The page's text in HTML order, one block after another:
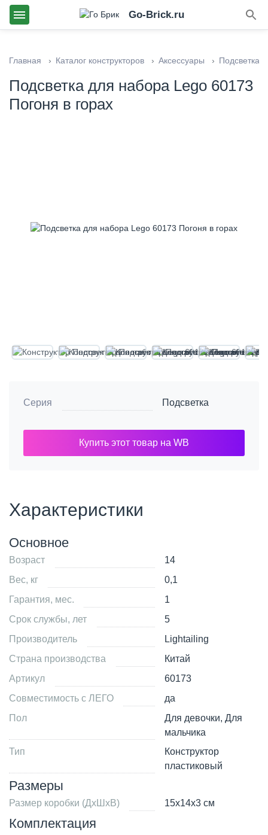
Go-Brick.ru
Главная Каталог конструкторов Аксессуары Подсветка
Подсветка для набора Lego 60173
Погоня в горах
Серия Подсветка
Купить этот товар на WB
Характеристики
Основное
Возраст
14
Вес, кг
0,1
Гарантия, мес.
1
Срок службы, лет
5
Производитель
Lightailing
Страна производства
Китай
Артикул
60173
Совместимость с ЛЕГО
да
Пол
Для девочки, Для
мальчика
Тип
Конструктор
пластиковый
Размеры
Размер коробки (ДxШxВ) 15x14x3 см
Комплектация